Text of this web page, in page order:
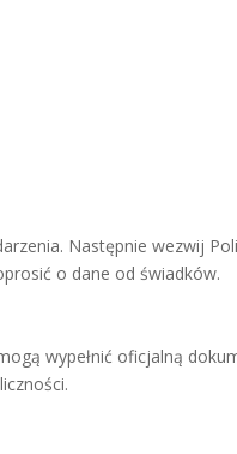
Następnie wezwij
o dane od świadków.
wypełnić oficjalną